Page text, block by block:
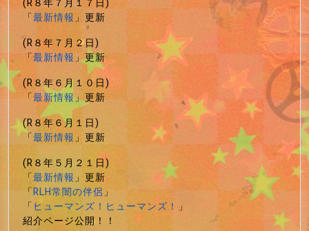
(R８年７月１７日)
「最新情報」更新
(R８年７月２日)
「最新情報」更新
(R８年６月１０日)
「最新情報」更新
(R８年６月１日)
「最新情報」更新
(R８年５月２１日)
「最新情報」更新
「RLH常闇の伴侶」
「ヒューマンズ！ヒューマンズ！ 」
紹介ページ公開！！